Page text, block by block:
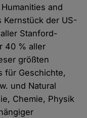
and
Kernstück der US-
Stanford-
40 % aller
größten
für Geschichte,
und Natural
Chemie, Physik